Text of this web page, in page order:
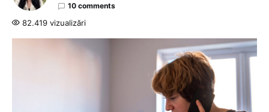
10 comments
82.419 vizualizări